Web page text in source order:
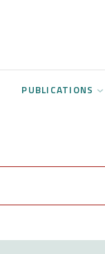
PUBLICATIONS